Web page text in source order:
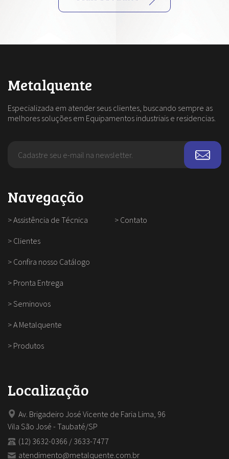
Metalquente
Especializada em atender seus clientes, buscando sempre as
melhores soluções em Equipamentos industriais e residencias.
Navegação
>Assistência de Técnica
> Clientes
> Confira nosso Catálogo
> Pronta Entrega
>Seminovos
>A Metalquente
> Produtos
> Contato
Localização
Av. Brigadeiro José Vicente de Faria Lima, 96
Vila São José - Taubaté/SP
(12) 3632-0366 / 3633-7477
atendimento@metalquente.com.br